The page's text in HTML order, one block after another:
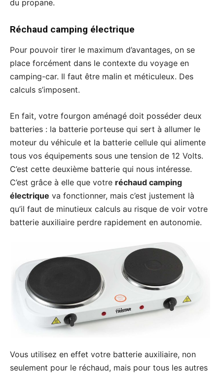
du propane.
Réchaud camping électrique
Pour pouvoir tirer le maximum d’avantages, on se
place forcément dans le contexte du voyage en
camping-car. Il faut être malin et méticuleux. Des
calculs s’imposent.
En fait, votre fourgon aménagé doit posséder deux
batteries : la batterie porteuse qui sert à allumer le
moteur du véhicule et la batterie cellule qui alimente
tous vos équipements sous une tension de 12 Volts.
C’est cette deuxième batterie qui nous intéresse.
C’est grâce à elle que votre réchaud camping
électrique va fonctionner, mais c’est justement là
qu’il faut de minutieux calculs au risque de voir votre
batterie auxiliaire perdre rapidement en autonomie.
Vous utilisez en effet votre batterie auxiliaire, non
seulement pour le réchaud, mais pour tous les autres